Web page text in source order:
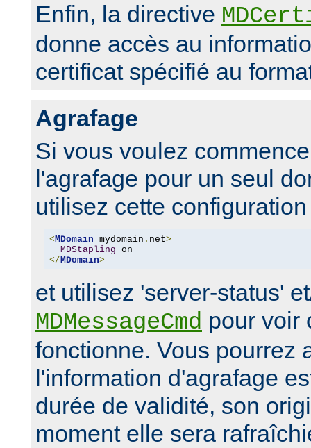
Enfin, la directive
donne accès au
certificat spécifié au
Agrafage
Si vous voulez
l'agrafage pour un seul
utilisez cette
< MDomain mydomain . net>
MDStapling
</ MDomain>
et utilisez 'server-status'
MDMessageCmd pour voir
fonctionne. Vous pourrez
l'information d'agrafage
durée de validité, son
moment elle sera